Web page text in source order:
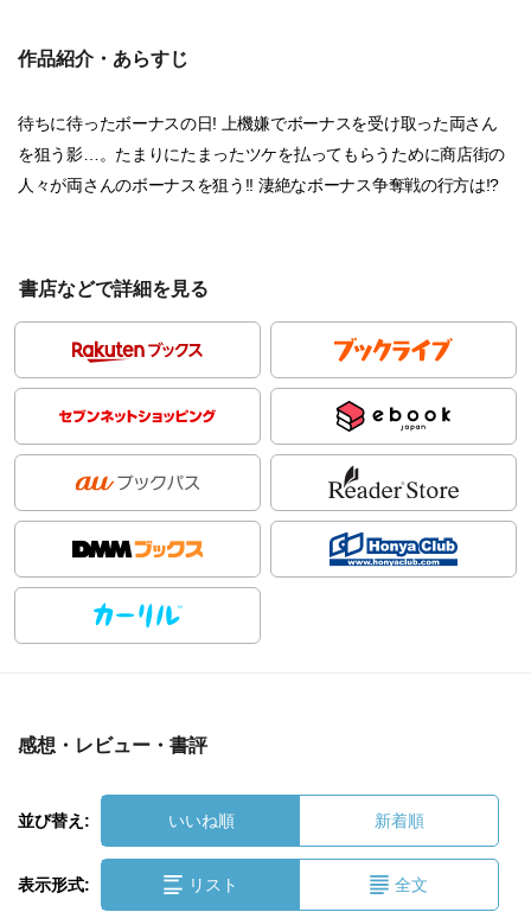
作品紹介・あらすじ
待ちに待ったボーナスの日! 上機嫌でボーナスを受け取った両さん
を狙う影…。たまりにたまったツケを払ってもらうために商店街の
人々が両さんのボーナスを狙う!! 淒絶なボーナス争奪戦の行方は!?
書店などで詳細を見る
感想・レビュー・書評
並び替え: いいね順 新着順
表示形式: リスト 全文